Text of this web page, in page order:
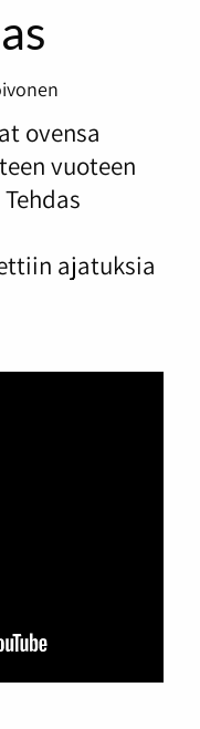
ovensa
vuoteen
ajatuksia